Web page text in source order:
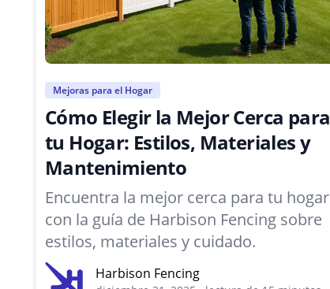
Mejoras para el Hogar
Cómo Elegir la Mejor Cerca para
tu Hogar: Estilos, Materiales y
Mantenimiento
Encuentra la mejor cerca para tu hogar
con la guía de Harbison Fencing sobre
estilos, materiales y cuidado.
Harbison Fencing